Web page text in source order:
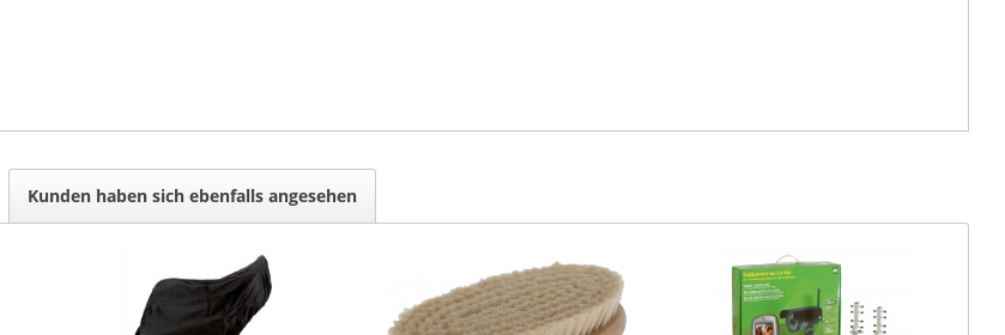
Kunden haben sich ebenfalls angesehen